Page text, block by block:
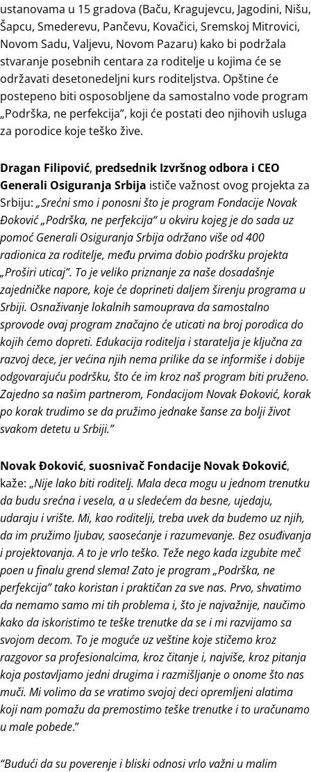
ustanovama u 15 gradova (Baču, Kragujevcu, Jagodini, Nišu,
Šapcu, Smederevu, Pančevu, Kovačici, Sremskoj Mitrovici,
Novom Sadu, Valjevu, Novom Pazaru) kako bi podržala
stvaranje posebnih centara za roditelje u kojima će se
održavati desetonedeljni kurs roditeljstva. Opštine će
postepeno biti osposobljene da samostalno vode program
„Podrška, ne perfekcija”, koji će postati deo njihovih usluga
za porodice koje teško žive.
Dragan Filipović, predsednik Izvršnog odbora i CEO
Generali Osiguranja Srbija ističe važnost ovog projekta za
Srbiju: „Srećni smo i ponosni što je program Fondacije Novak
Đoković „Podrška, ne perfekcija“ u okviru kojeg je do sada uz
pomoć Generali Osiguranja Srbija održano više od 400
radionica za roditelje, među prvima dobio podršku projekta
„Proširi uticaj”. To je veliko priznanje za naše dosadašnje
zajedničke napore, koje će doprineti daljem širenju programa u
Srbiji. Osnaživanje lokalnih samouprava da samostalno
sprovode ovaj program značajno će uticati na broj porodica do
kojih ćemo dopreti. Edukacija roditelja i staratelja je ključna za
razvoj dece, jer većina njih nema prilike da se informiše i dobije
odgovarajuću podršku, što će im kroz naš program biti pruženo.
Zajedno sa našim partnerom, Fondacijom Novak Đoković, korak
po korak trudimo se da pružimo jednake šanse za bolji život
svakom detetu u Srbiji.”
Novak Đoković, suosnivač Fondacije Novak Đoković,
kaže: „Nije lako biti roditelj. Mala deca mogu u jednom trenutku
da budu srećna i vesela, a u sledećem da besne, ujedaju,
udaraju i vrište. Mi, kao roditelji, treba uvek da budemo uz njih,
da im pružimo ljubav, saosećanje i razumevanje. Bez osuđivanja
i projektovanja. A to je vrlo teško. Teže nego kada izgubite meč
poen u finalu grend slema!Zato je program „Podrška, ne
perfekcija” tako koristan i praktičan za sve nas. Prvo, shvatimo
da nemamo samo mi tih problema i, što je najvažnije, naučimo
kako da iskoristimo te teške trenutke da se i mi razvijamo sa
svojom decom. To je moguće uz veštine koje stičemo kroz
razgovor sa profesionalcima, kroz čitanje i, najviše, kroz pitanja
koja postavljamo jedni drugima i razmišljanje o onome što nas
muči. Mi volimo da se vratimo svojoj deci opremljeni alatima
koji nam pomažu da premostimo teške trenutke i to uračunamo
u male pobede.”
“Budući da su poverenje i bliski odnosi vrlo važni u malim